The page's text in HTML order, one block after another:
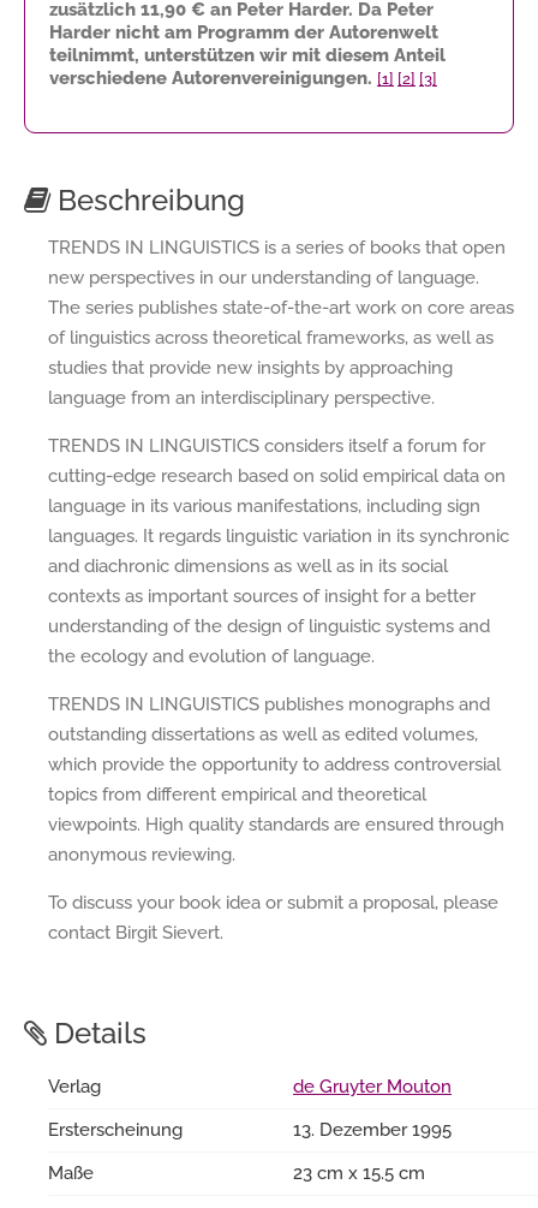
zusätzlich 11,90 € an Peter Harder. Da Peter
Harder nicht am Programm der Autorenwelt
teilnimmt, unterstützen wir mit diesem Anteil
verschiedene Autorenvereinigungen. [1] [2] [3]
Beschreibung
TRENDS IN LINGUISTICS is a series of books that open
new perspectives in our understanding of language.
The series publishes state-of-the-art work on core areas
of linguistics across theoretical frameworks, as well as
studies that provide new insights by approaching
language from an interdisciplinary perspective.
TRENDS IN LINGUISTICS considers itself a forum for
cutting-edge research based on solid empirical data on
language in its various manifestations, including sign
languages. It regards linguistic variation in its synchronic
and diachronic dimensions as well as in its social
contexts as important sources of insight for a better
understanding of the design of linguistic systems and
the ecology and evolution of language.
TRENDS IN LINGUISTICS publishes monographs and
outstanding dissertations as well as edited volumes,
which provide the opportunity to address controversial
topics from different empirical and theoretical
viewpoints. High quality standards are ensured through
anonymous reviewing.
To discuss your book idea or submit a proposal, please
contact Birgit Sievert.
Details
Verlag
de Gruyter Mouton
Ersterscheinung
13. Dezember 1995
Maße
23 cm x 15.5 cm